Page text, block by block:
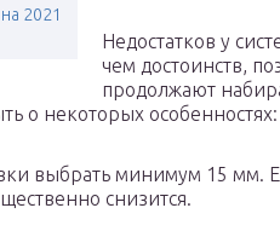
2021
Недостатков у
чем достоинств,
продолжают
о некоторых особенностях:
выбрать минимум 15 мм.
снизится.